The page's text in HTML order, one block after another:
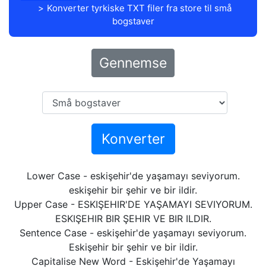
Konverter tyrkiske TXT filer fra store til små
bogstaver
Gennemse
Konverter
Lower Case - eskişehir'de yaşamayı seviyorum.
eskişehir bir şehir ve bir ildir.
Upper Case - ESKIŞEHIR'DE YAŞAMAYI SEVIYORUM.
ESKIŞEHIR BIR ŞEHIR VE BIR ILDIR.
Sentence Case - eskişehir'de yaşamayı seviyorum.
Eskişehir bir şehir ve bir ildir.
Capitalise New Word - Eskişehir'de Yaşamayı